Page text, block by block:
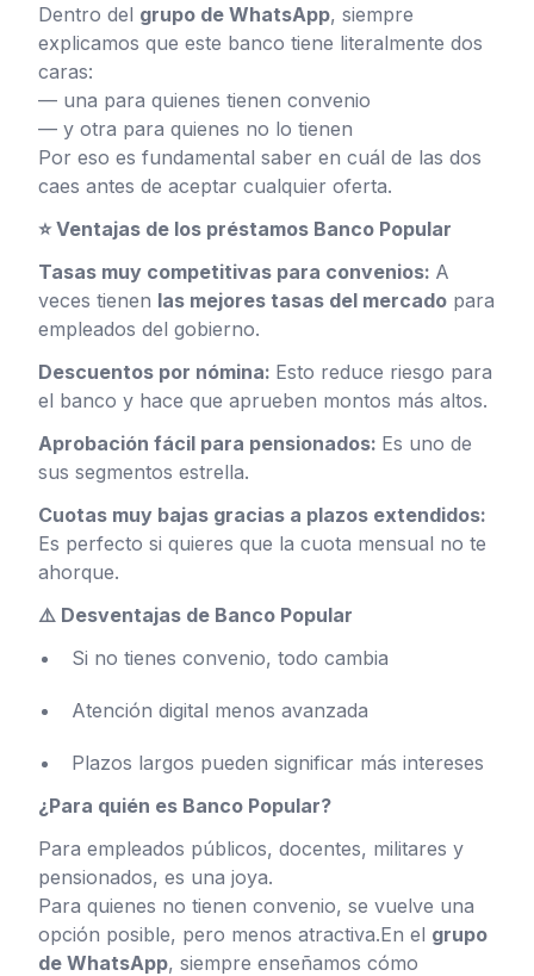
Dentro del grupo de WhatsApp, siempre
explicamos que este banco tiene literalmente dos
caras:
— una para quienes tienen convenio
— y otra para quienes no lo tienen
Por eso es fundamental saber en cuál de las dos
caes antes de aceptar cualquier oferta.
⭐ Ventajas de los préstamos Banco Popular
Tasas muy competitivas para convenios: A
veces tienen las mejores tasas del mercado para
empleados del gobierno.
Descuentos por nómina: Esto reduce riesgo para
el banco y hace que aprueben montos más altos.
Aprobación fácil para pensionados: Es uno de
sus segmentos estrella.
Cuotas muy bajas gracias a plazos extendidos:
Es perfecto si quieres que la cuota mensual no te
ahorque.
⚠️ Desventajas de Banco Popular
Si no tienes convenio, todo cambia
Atención digital menos avanzada
Plazos largos pueden significar más intereses
¿Para quién es Banco Popular?
Para empleados públicos, docentes, militares y
pensionados, es una joya.
Para quienes no tienen convenio, se vuelve una
opción posible, pero menos atractiva.En el grupo
de WhatsApp, siempre enseñamos cómo